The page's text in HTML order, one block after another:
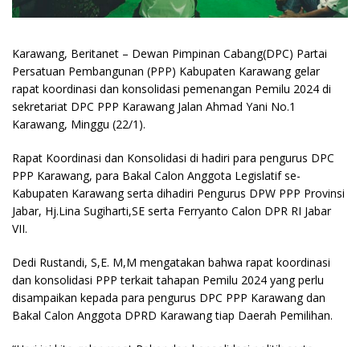
Karawang, Beritanet – Dewan Pimpinan Cabang(DPC) Partai
Persatuan Pembangunan (PPP) Kabupaten Karawang gelar
rapat koordinasi dan konsolidasi pemenangan Pemilu 2024 di
sekretariat DPC PPP Karawang Jalan Ahmad Yani No.1
Karawang, Minggu (22/1).
Rapat Koordinasi dan Konsolidasi di hadiri para pengurus DPC
PPP Karawang, para Bakal Calon Anggota Legislatif se-
Kabupaten Karawang serta dihadiri Pengurus DPW PPP Provinsi
Jabar, Hj.Lina Sugiharti,SE serta Ferryanto Calon DPR RI Jabar
VII.
Dedi Rustandi, S,E. M,M mengatakan bahwa rapat koordinasi
dan konsolidasi PPP terkait tahapan Pemilu 2024 yang perlu
disampaikan kepada para pengurus DPC PPP Karawang dan
Bakal Calon Anggota DPRD Karawang tiap Daerah Pemilihan.